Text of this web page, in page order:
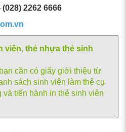
(028) 2262 6666
viên, thẻ nhựa thẻ sinh
cần có giấy giới thiệu từ
sách sinh viên làm thẻ cụ
tiến hành in thẻ sinh viên